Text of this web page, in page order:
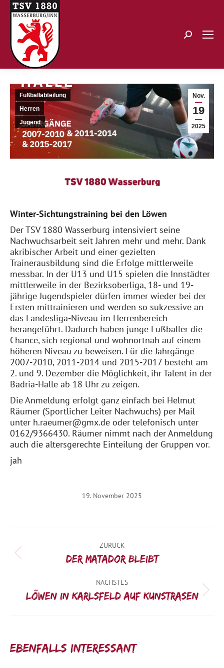
Search:
Nov.
19
2025
Fußballabteilung
Herren
Jugend
Winter-Sichtungstraining bei den Löwen
Der TSV 1880 Wasserburg intensiviert seine
Nachwuchsarbeit seit Jahren mehr und mehr. Dank
akribischer Arbeit und einer gezielten
Trainerausbildung sind die Erfolge mittlerweile
messbar. In der U13 und U15 spielen die Innstädter
mittlerweile in der Bezirksoberliga, 18- und 19-
jährige Jugendspieler dürfen immer wieder bei der
Ersten mittrainieren und werden so sukzessive an
das Landesliga-Niveau im Herrenbereich
herangeführt. Dadurch haben junge Fußballer die
Chance, sich regional und wohnortnah auf einem
höheren Niveau zu beweisen. Für die Jahrgänge
2007-2010, 2011-2014 und 2015-2017 besteht am
2. und 9. Dezember die Möglichkeit, ihr Talent in der
Badria-Halle ab 18 Uhrzu zeigen.
Die Anmeldung erfolgt ganz einfach bei Helmut
Räumer (Sportlicher Leiter Nachwuchs) per Mail
unter h.raeumer@gmx.de oder telefonisch unter
0162/9366430. Räumer nimmt nach der Anmeldung
auch die altersgerechte Einteilung der Gruppen vor.
jah
19. November 2025
ZURÜCK
Vorheriger
Der Matador bleibt
NÄCHSTES
Nächster
Löwen in Karlsfeld auf Kunstrasen
Ebenfalls interessant: